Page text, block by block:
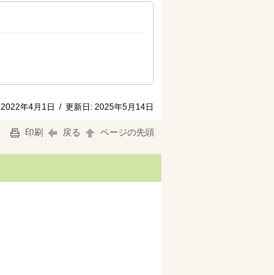
2022年4月1日 / 更新日: 2025年5月14日
印刷 戻る ページの先頭